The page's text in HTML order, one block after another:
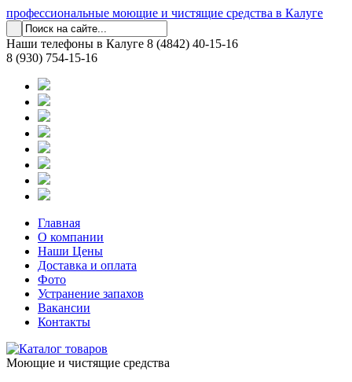
профессиональные моющие и чистящие средства в Калуге
Наши телефоны в Калуге 8 (4842) 40-15-16
8 (930) 754-15-16
Главная
О компании
Наши Цены
Доставка и оплата
Фото
Устранение запахов
Вакансии
Контакты
Моющие и чистящие средства